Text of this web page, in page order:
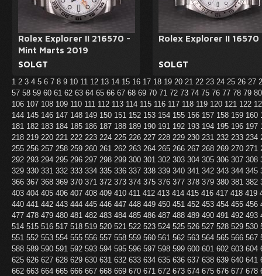
Rolex Explorer II 216570 -
Mint Marts 2019
SOLGT
Rolex Explorer II 16570
SOLGT
1 2 3 4 5 6 7 8 9 10 11 12 13 14 15 16 17 18 19 20 21 22 23 24 25 26 27
57 58 59 60 61 62 63 64 65 66 67 68 69 70 71 72 73 74 75 76 77 78 79
106 107 108 109 110 111 112 113 114 115 116 117 118 119 120 121 122
144 145 146 147 148 149 150 151 152 153 154 155 156 157 158 159 160
181 182 183 184 185 186 187 188 189 190 191 192 193 194 195 196 197
218 219 220 221 222 223 224 225 226 227 228 229 230 231 232 233 234
255 256 257 258 259 260 261 262 263 264 265 266 267 268 269 270 271
292 293 294 295 296 297 298 299 300 301 302 303 304 305 306 307 308
329 330 331 332 333 334 335 336 337 338 339 340 341 342 343 344 345
366 367 368 369 370 371 372 373 374 375 376 377 378 379 380 381 382
403 404 405 406 407 408 409 410 411 412 413 414 415 416 417 418 419
440 441 442 443 444 445 446 447 448 449 450 451 452 453 454 455 456
477 478 479 480 481 482 483 484 485 486 487 488 489 490 491 492 493
514 515 516 517 518 519 520 521 522 523 524 525 526 527 528 529 530
551 552 553 554 555 556 557 558 559 560 561 562 563 564 565 566 567
588 589 590 591 592 593 594 595 596 597 598 599 600 601 602 603 604
625 626 627 628 629 630 631 632 633 634 635 636 637 638 639 640 641
662 663 664 665 666 667 668 669 670 671 672 673 674 675 676 677 678